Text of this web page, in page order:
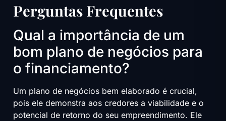
Perguntas Frequentes
Qual a importância de um
bom plano de negócios para
o financiamento?
Um plano de negócios bem elaborado é crucial,
pois ele demonstra aos credores a viabilidade e o
potencial de retorno do seu empreendimento. Ele